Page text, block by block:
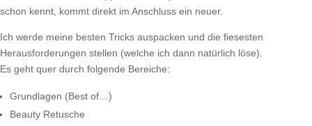
schon kennt, kommt direkt im Anschluss ein neuer.
Ich werde meine besten Tricks auspacken und die fiesesten
Herausforderungen stellen (welche ich dann natürlich löse).
Es geht quer durch folgende Bereiche:
Grundlagen (Best of…)
Beauty Retusche